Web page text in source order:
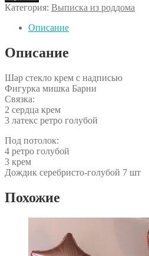
Сет
10.115
Категория: Выписка из роддома
Описание
Описание
Шар стекло крем с надписью
Фигурка мишка Барни
Связка:
2 сердца крем
3 латекс ретро голубой
Под потолок:
4 ретро голубой
3 крем
Дождик серебристо-голубой 7 шт
Похожие